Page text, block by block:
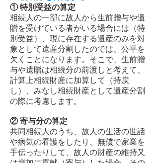
① 特別受益の算定
相続人の一部に故人から生前贈与や遺
贈を受けている者がいる場合には（特
別受益）、現に存在する遺産のみを対
象として遺産分割したのでは、公平を
欠くことになります。そこで、生前贈
与や遺贈は相続分の前渡しと考えて、
計算上相続財産に加算して（持戻
し）、みなし相続財産として遺産分割
の際に考慮します。
② 寄与分の算定
共同相続人のうち、故人の生活の世話
や病気の看護をしたり、無償で家業を
手伝ったりして、故人の財産の維持又